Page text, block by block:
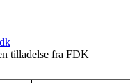
tilladelse fra FDK